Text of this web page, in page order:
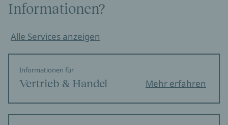
Informationen?
Alle Services anzeigen
Informationen für
Vertrieb & Handel Mehr erfahren